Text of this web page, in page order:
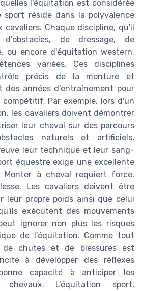
l'équitation est considérée
sport réside dans la polyvalence
cavaliers. Chaque discipline, qu'il
de dressage, de
ou encore d'équitation western,
variées. Ces disciplines
précis de la monture et
des années d'entraînement pour
Par exemple, lors d'un
les cavaliers doivent démontrer
leur cheval sur des parcours
naturels et artificiels,
leur technique et leur sang-
équestre exige une excellente
Monter à cheval requiert force,
Les cavaliers doivent être
leur propre poids ainsi que celui
exécutent des mouvements
ignorer non plus les risques
de l'équitation. Comme tout
de chutes et de blessures est
à développer des réflexes
capacité à anticiper les
chevaux. L'équitation sport,